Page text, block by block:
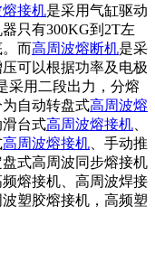
接机是采用气缸驱动
只有300KG到2T左
而高周波熔断机是采
可以根据功率及电极
采用二段出力，分熔
自动转盘式高周波熔
滑台式高周波熔接机
高周波熔接机 、手动推
盘式高周波同步熔接机
频熔接机、高周波焊接
塑胶熔接机，高频塑